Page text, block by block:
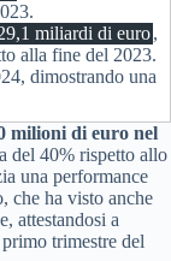
miliardi di euro,
alla fine del 2023.
dimostrando una
milioni di euro nel
del 40% rispetto allo
una performance
che ha visto anche
attestandosi a
trimestre del